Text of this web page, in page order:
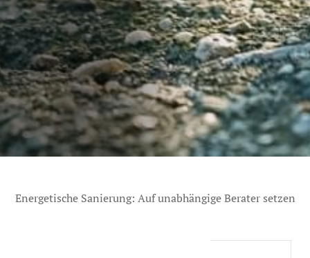
Energetische Sanierung: Auf unabhängige Berater setzen